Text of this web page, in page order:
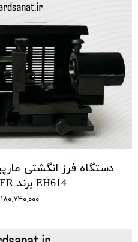
EH614 برند AST-POWER
۱۸۰,۷۴۰,۰۰۰ تومان